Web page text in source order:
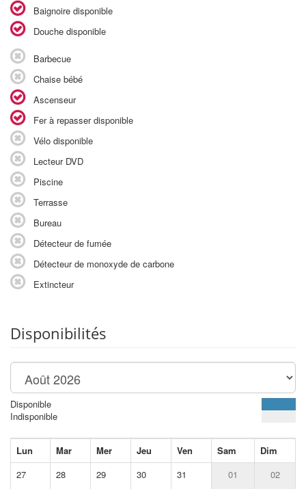
Baignoire disponible
Douche disponible
Barbecue
Chaise bébé
Ascenseur
Fer à repasser disponible
Vélo disponible
Lecteur DVD
Piscine
Terrasse
Bureau
Détecteur de fumée
Détecteur de monoxyde de carbone
Extincteur
Disponibilités
Disponible
Indisponible
Lun Mar Mer Jeu Ven Sam
Dim
27
28 29 30 31 01 02